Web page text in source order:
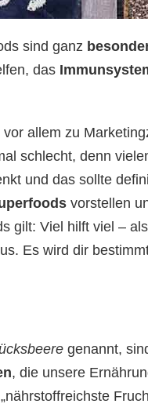
sind ganz
das
allem zu
schlecht, denn
und das sollte
vorstellen
gilt: Viel hilft viel –
Es wird dir
genannt,
, die unsere